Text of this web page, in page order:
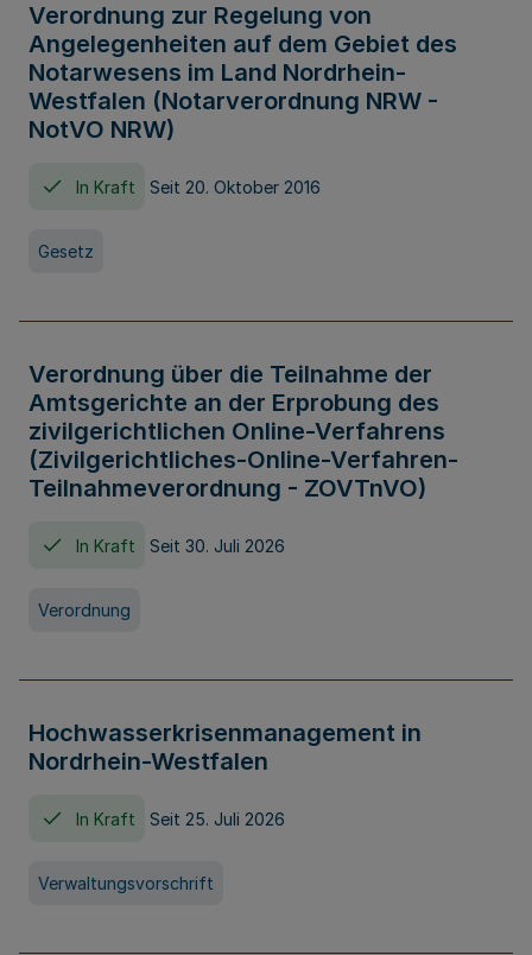
Verordnung zur Regelung von
Angelegenheiten auf dem Gebiet des
Notarwesens im Land Nordrhein-
Westfalen (Notarverordnung NRW -
NotVO NRW)
In Kraft Seit 20. Oktober 2016
Gesetz
Verordnung über die Teilnahme der
Amtsgerichte an der Erprobung des
zivilgerichtlichen Online-Verfahrens
(Zivilgerichtliches-Online-Verfahren-
Teilnahmeverordnung - ZOVTnVO)
In Kraft Seit 30. Juli 2026
Verordnung
Hochwasserkrisenmanagement in
Nordrhein-Westfalen
In Kraft Seit 25. Juli 2026
Verwaltungsvorschrift